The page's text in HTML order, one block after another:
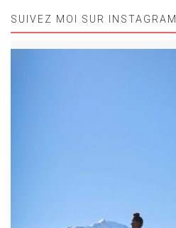
SUIVEZ MOI SUR INSTAGRAM